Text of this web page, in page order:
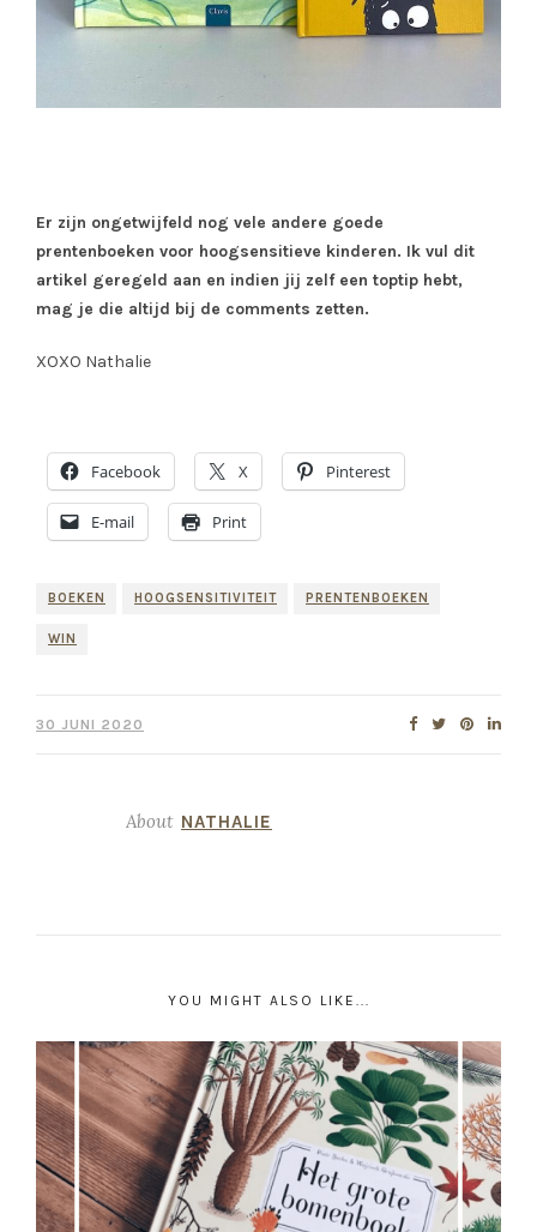
Er zijn ongetwijfeld nog vele andere goede
prentenboeken voor hoogsensitieve kinderen. Ik vul dit
artikel geregeld aan en indien jij zelf een toptip hebt,
mag je die altijd bij de comments zetten.
XOXO Nathalie
Facebook X Pinterest
E-mail Print
BOEKEN HOOGSENSITIVITEIT PRENTENBOEKEN
WIN
30 JUNI 2020
About NATHALIE
YOU MIGHT ALSO LIKE...